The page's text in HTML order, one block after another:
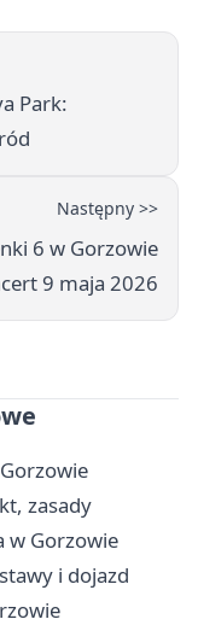
Park:
Następny >>
6 w Gorzowie
9 maja 2026
zasady
w Gorzowie
i dojazd